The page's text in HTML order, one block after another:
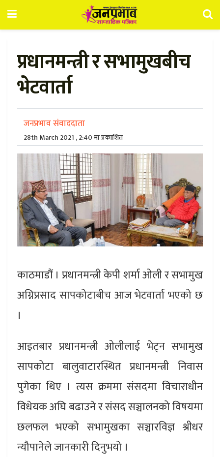
प्रधानमन्त्री र सभामुखबीच
भेटवार्ता
जनप्रभाव संवाददाता
28th March 2021 , 2:40 मा प्रकाशित
काठमाडौं । प्रधानमन्त्री केपी शर्मा ओली र सभामुख
अग्निप्रसाद सापकोटाबीच आज भेटवार्ता भएको छ
।
आइतबार प्रधानमन्त्री ओलीलाई भेट्न सभामुख
सापकोटा बालुवाटारस्थित प्रधानमन्त्री निवास
पुगेका थिए । त्यस क्रममा संसदमा विचाराधीन
विधेयक अघि बढाउने र संसद सञ्चालनको विषयमा
छलफल भएको सभामुखका सञ्चारविज्ञ श्रीधर
न्यौपानेले जानकारी दिनुभयो ।